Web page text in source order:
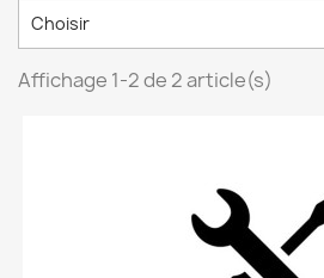
Choisir
Affichage 1-2 de 2 article(s)